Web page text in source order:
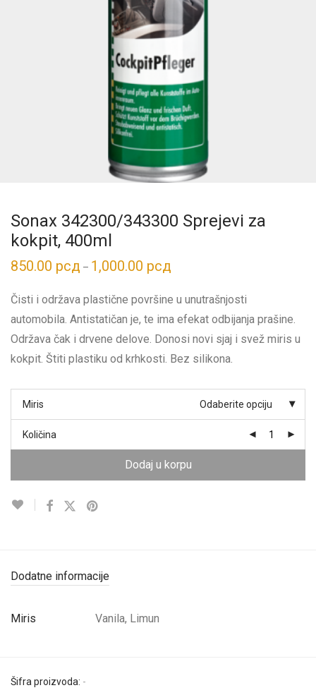
Sonax 342300/343300 Sprejevi za
kokpit, 400ml
850.00 рсд – 1,000.00 рсд
850.00 рсд
до
1,000.00 рсд
Čisti i održava plastične površine u unutrašnjosti
automobila. Antistatičan je, te ima efekat odbijanja prašine.
Održava čak i drvene delove. Donosi novi sjaj i svež miris u
kokpit. Štiti plastiku od krhkosti. Bez silikona.
Miris Odaberite opciju
Količina
Dodaj u korpu
Dodatne informacije
Miris Vanila, Limun
Šifra proizvoda: -